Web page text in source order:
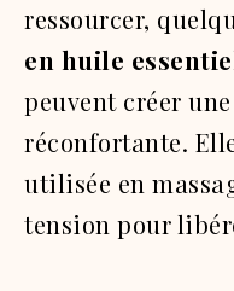
ressourcer,
en huile
peuvent créer
réconfortante.
utilisée en
tension pour